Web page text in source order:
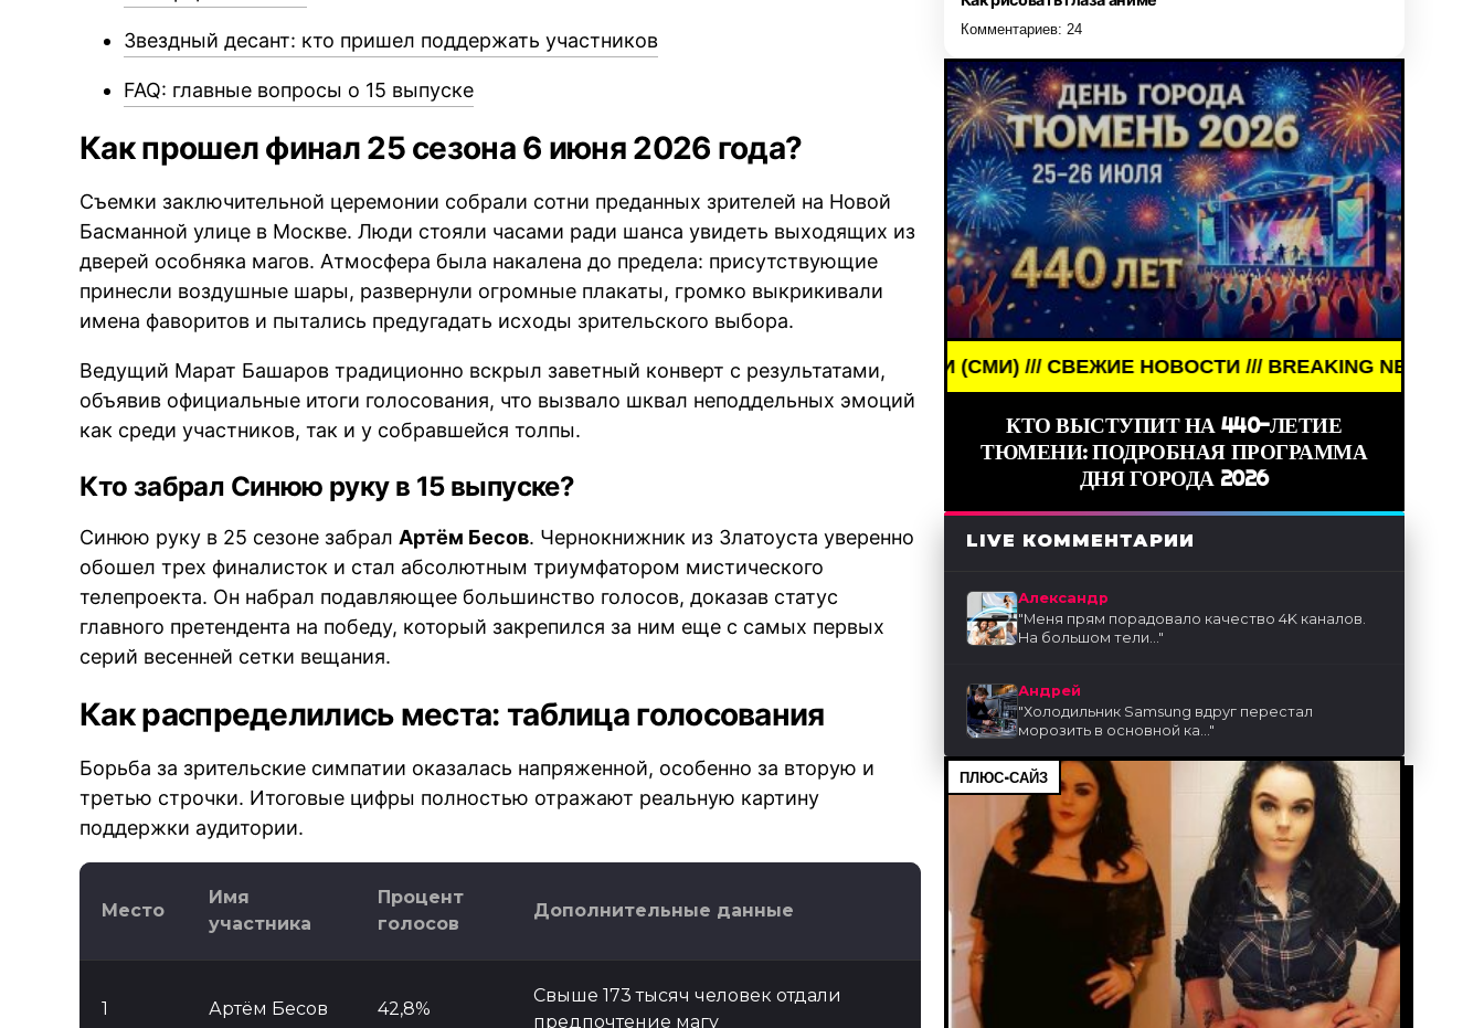
Звездный десант: кто пришел поддержать участников
FAQ: главные вопросы о 15 выпуске
Как прошел финал 25 сезона 6 июня 2026 года?
Съемки заключительной церемонии собрали сотни преданных зрителей на Новой
Басманной улице в Москве. Люди стояли часами ради шанса увидеть выходящих из
дверей особняка магов. Атмосфера была накалена до предела: присутствующие
принесли воздушные шары, развернули огромные плакаты, громко выкрикивали
имена фаворитов и пытались предугадать исходы зрительского выбора.
Ведущий Марат Башаров традиционно вскрыл заветный конверт с результатами,
объявив официальные итоги голосования, что вызвало шквал неподдельных эмоций
как среди участников, так и у собравшейся толпы.
Кто забрал Синюю руку в 15 выпуске?
Синюю руку в 25 сезоне забрал Артём Бесов. Чернокнижник из Златоуста уверенно
обошел трех финалисток и стал абсолютным триумфатором мистического
телепроекта. Он набрал подавляющее большинство голосов, доказав статус
главного претендента на победу, который закрепился за ним еще с самых первых
серий весенней сетки вещания.
Как распределились места: таблица голосования
Борьба за зрительские симпатии оказалась напряженной, особенно за вторую и
третью строчки. Итоговые цифры полностью отражают реальную картину
поддержки аудитории.
Место
Имя
участника
Процент
голосов
Дополнительные данные
1 Артём Бесов 42,8%
Свыше 173 тысяч человек отдали
предпочтение магу
Комментариев: 24
BREAKING NEWS /// НОВОСТИ (СМИ) /// СВЕЖИЕ НОВОСТИ /// BREAKING NEWS /// НОВОСТИ
КТО ВЫСТУПИТ НА 440-ЛЕТИЕ
ТЮМЕНИ: ПОДРОБНАЯ ПРОГРАММА
ДНЯ ГОРОДА 2026
LIVE КОММЕНТАРИИ
Александр
"Меня прям порадовало качество 4K каналов.
На большом тели..."
Андрей
"Холодильник Samsung вдруг перестал
морозить в основной ка..."
ПЛЮС-САЙЗ